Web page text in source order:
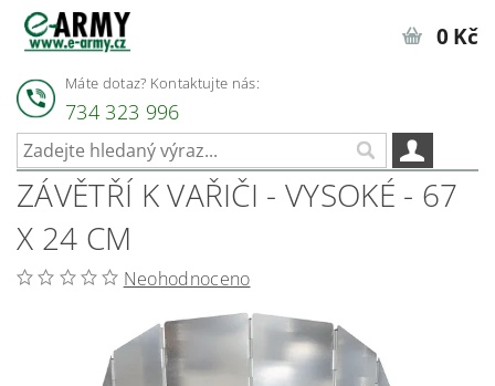
Máte dotaz? Kontaktujte nás:
734 323 996
0 Kč
ZÁVĚTŘÍ K VAŘIČI - VYSOKÉ - 67
X 24 CM
Neohodnoceno